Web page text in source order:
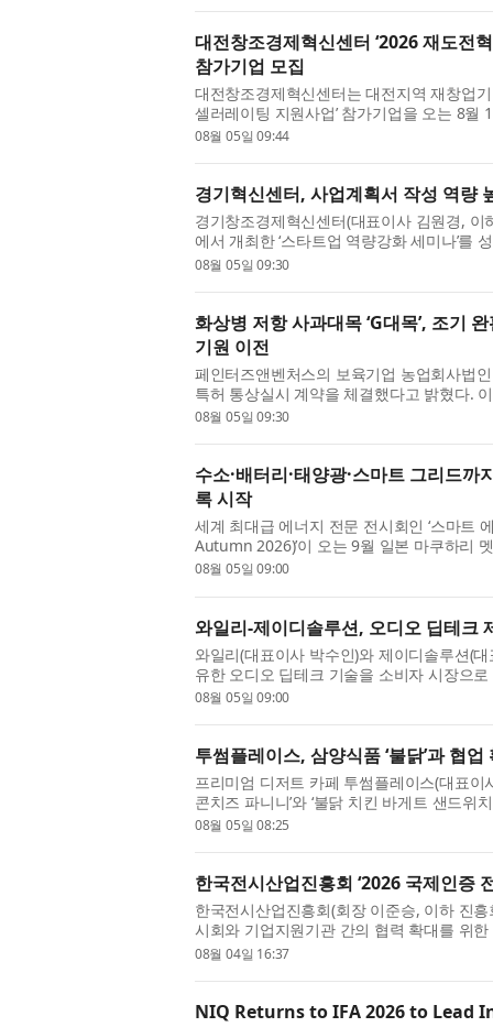
대전창조경제혁신센터 ‘2026 재도전
참가기업 모집
대전창조경제혁신센터는 대전지역 재창업
셀러레이팅 지원사업’ 참가기업을 오는 8
역 재창업기업을 발굴해 정밀진단, 비...
08월 05일 09:44
경기혁신센터, 사업계획서 작성 역량
경기창조경제혁신센터(대표이사 김원경,
에서 개최한 ‘스타트업 역량강화 세미나’를
초기 창업자의 사업계획서 작성 ...
08월 05일 09:30
화상병 저항 사과대목 ‘G대목’, 조기
기원 이전
페인터즈앤벤처스의 보육기업 농업회사법
특허 통상실시 계약을 체결했다고 밝혔다.
배양 방법’에 대한 조직배양 특허...
08월 05일 09:30
수소·배터리·태양광·스마트 그리드
록 시작
세계 최대급 에너지 전문 전시회인 ‘스마트
Autumn 2026)’이 오는 9월 일본 마쿠하리
장장치(ESS), 태양광, 풍력, 스마트 그리드...
08월 05일 09:00
와일리-제이디솔루션, 오디오 딥테크
와일리(대표이사 박수인)와 제이디솔루션(
유한 오디오 딥테크 기술을 소비자 시장으
계약을 체결했다고 5일 밝혔다. 이...
08월 05일 09:00
투썸플레이스, 삼양식품 ‘불닭’과 협
프리미엄 디저트 카페 투썸플레이스(대표이
콘치즈 파니니’와 ‘불닭 치킨 바게트 샌드위
계 소비자에게 사랑받는 글로...
08월 05일 08:25
한국전시산업진흥회 ‘2026 국제인증
한국전시산업진흥회(회장 이준승, 이하 진
시회와 기업지원기관 간의 협력 확대를 위
해 2회를 맞는 이번 행사는 전국 ...
08월 04일 16:37
NIQ Returns to IFA 2026 to